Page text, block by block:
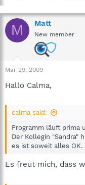
M Matt
New member
Mar 29, 2009
Hallo Calma,
calma said:
Programm läuft prima
Der Kollegin "Sandra"
es ist soweit alles OK.
Es freut mich, dass